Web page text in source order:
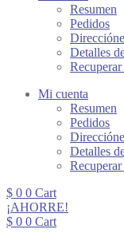
Resumen
Pedidos
Detalles
Recuperar
Mi cuenta
Resumen
Pedidos
Detalles
Recuperar
$ 0 0 Cart
¡AHORRE!
$ 0 0 Cart